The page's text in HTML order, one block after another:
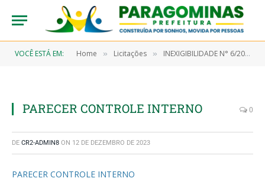
VOCÊ ESTÁ EM: Home » Licitações » INEXIGIBILIDADE N° 6/2022-00019 (CONTRATAÇÃO DE EMPRESA ESPECIALIZADA PARA PRESTAÇÃO DE ASSISTÊNCIA ANESTÉSICA AOS PACIENTES DO HOSPITAL MUNICIPAL DE PARAGOMINAS, 24 HORAS POR DIA, EM TODAS AS ESPECIALIADADES EM CIRURGIAS DE URGÊNCIA/EMERGÊNCIA E ELETIVAS)
PARECER CONTROLE INTERNO 0
DE CR2-ADMIN8 ON 12 DE DEZEMBRO DE 2023
PARECER CONTROLE INTERNO